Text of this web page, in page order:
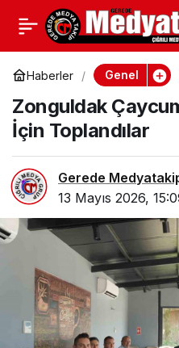
Haberler Genel
Zonguldak
İçin Toplandılar
Gerede
13 Mayıs 2026,
Çankırı’da Sağanak
Yağış Hayatı Olumsuz
Etkiledi